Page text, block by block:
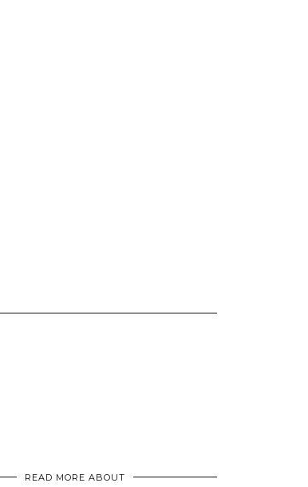
READ MORE ABOUT